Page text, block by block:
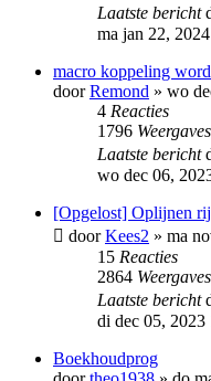
Laatste bericht
ma jan 22,
macro koppeling
doorRemond » wo
4 Reacties
1796 Weergaves
Laatste bericht
wo dec 06,
[Opgelost] Oplijnen
doorKees2 » ma
15 Reacties
2864 Weergaves
Laatste bericht
di dec 05, 2023
Boekhoudprog